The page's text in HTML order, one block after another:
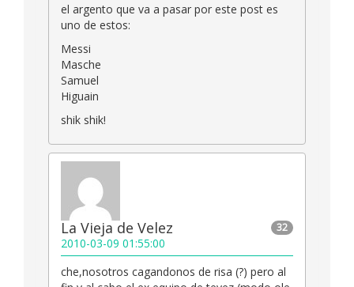
el argento que va a pasar por este post es
uno de estos:
Messi
Masche
Samuel
Higuain
shik shik!
32
La Vieja de Velez
2010-03-09 01:55:00
che,nosotros cagandonos de risa (?) pero al